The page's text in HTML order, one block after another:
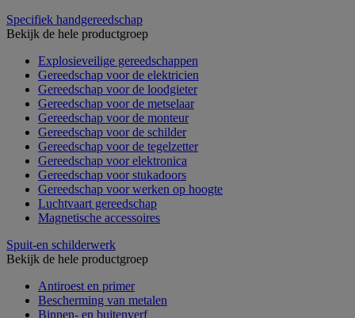
Specifiek handgereedschap
Bekijk de hele productgroep
Explosieveilige gereedschappen
Gereedschap voor de elektricien
Gereedschap voor de loodgieter
Gereedschap voor de metselaar
Gereedschap voor de monteur
Gereedschap voor de schilder
Gereedschap voor de tegelzetter
Gereedschap voor elektronica
Gereedschap voor stukadoors
Gereedschap voor werken op hoogte
Luchtvaart gereedschap
Magnetische accessoires
Spuit-en schilderwerk
Bekijk de hele productgroep
Antiroest en primer
Bescherming van metalen
Binnen- en buitenverf